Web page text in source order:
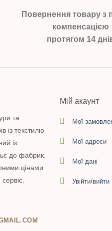
Повернення товару з
компенсацією
протягом 14
та
із текстилю
із
до фабрик.
цінами
Мій акаунт
Мої
Мої адреси
Мої дані
Увійти/вийти